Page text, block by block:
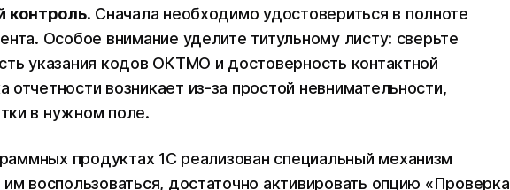
контроль. Сначала необходимо удостовериться в полноте
Особое внимание уделите титульному листу: сверьте
указания кодов ОКТМО и достоверность контактной
возникает из-за простой невнимательности,
в нужном поле.
продуктах 1С реализован специальный механизм
воспользоваться, достаточно активировать опцию «Проверка